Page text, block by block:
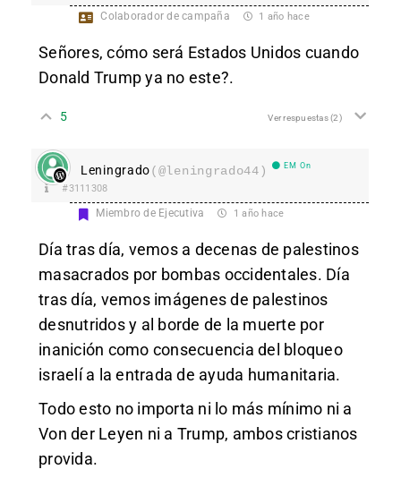
Colaborador de campaña 1 año hace
Señores, cómo será Estados Unidos cuando
Donald Trump ya no este?.
5 Ver respuestas(2)
Leningrado(@leningrado44) EM On
#3111308
Miembro de Ejecutiva 1 año hace
Día tras día, vemos a decenas de palestinos
masacrados por bombas occidentales. Día
tras día, vemos imágenes de palestinos
desnutridos y al borde de la muerte por
inanición como consecuencia del bloqueo
israelí a la entrada de ayuda humanitaria.
Todo esto no importa ni lo más mínimo ni a
Von der Leyen ni a Trump, ambos cristianos
provida.